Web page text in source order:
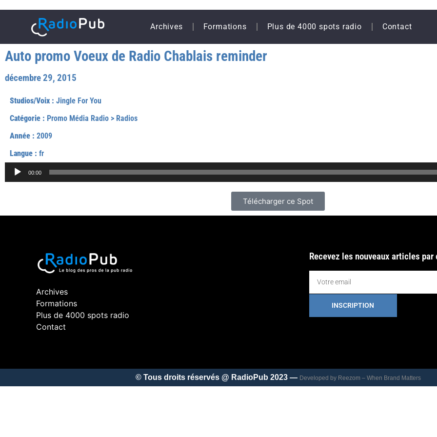
Archives Formations Plus de 4000 spots radio Contact
Auto promo Voeux de Radio Chablais reminder
décembre 29, 2015
Studios/Voix : Jingle For You
Catégorie : Promo Média Radio > Radios
Année : 2009
Langue : fr
Lecteur
audio
00:00
Télécharger ce Spot
Archives
Formations
Plus de 4000 spots radio
Contact
Recevez les nouveaux articles par
INSCRIPTION
© Tous droits réservés @ RadioPub 2023 — Developed by Reezom – When Brand Matters